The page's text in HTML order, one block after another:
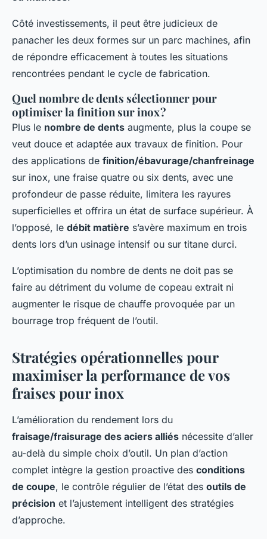
Côté investissements, il peut être judicieux de
panacher les deux formes sur un parc machines, afin
de répondre efficacement à toutes les situations
rencontrées pendant le cycle de fabrication.
Quel nombre de dents sélectionner pour
optimiser la finition sur inox ?
Plus le nombre de dents augmente, plus la coupe se
veut douce et adaptée aux travaux de finition. Pour
des applications de finition/ébavurage/chanfreinage
sur inox, une fraise quatre ou six dents, avec une
profondeur de passe réduite, limitera les rayures
superficielles et offrira un état de surface supérieur. À
l’opposé, le débit matière s’avère maximum en trois
dents lors d’un usinage intensif ou sur titane durci.
L’optimisation du nombre de dents ne doit pas se
faire au détriment du volume de copeau extrait ni
augmenter le risque de chauffe provoquée par un
bourrage trop fréquent de l’outil.
Stratégies opérationnelles pour
maximiser la performance de vos
fraises pour inox
L’amélioration du rendement lors du
fraisage/fraisurage des aciers alliés nécessite d’aller
au-delà du simple choix d’outil. Un plan d’action
complet intègre la gestion proactive des conditions
de coupe, le contrôle régulier de l’état des outils de
précision et l’ajustement intelligent des stratégies
d’approche.